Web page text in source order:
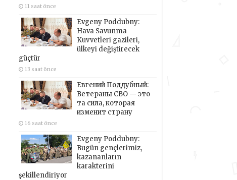
11 saat önce
Evgeny Poddubny:
Hava Savunma
Kuvvetleri gazileri,
ülkeyi değiştirecek
güçtür
13 saat önce
Евгений Поддубный:
Ветераны СВО — это
та сила, которая
изменит страну
16 saat önce
Evgeny Poddubny:
Bugün gençlerimiz,
kazananların
karakterini
şekillendiriyor